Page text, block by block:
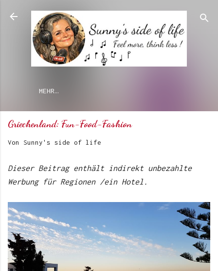
Direkt zum Hauptbereich
MEHR…
Griechenland: Fun-Food-Fashion
Von Sunny's side of life
Dieser Beitrag enthält indirekt unbezahlte
Werbung für Regionen /ein Hotel.